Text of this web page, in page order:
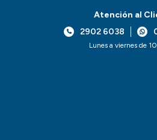
Atención al
2902 6038
Lunes a viernes de